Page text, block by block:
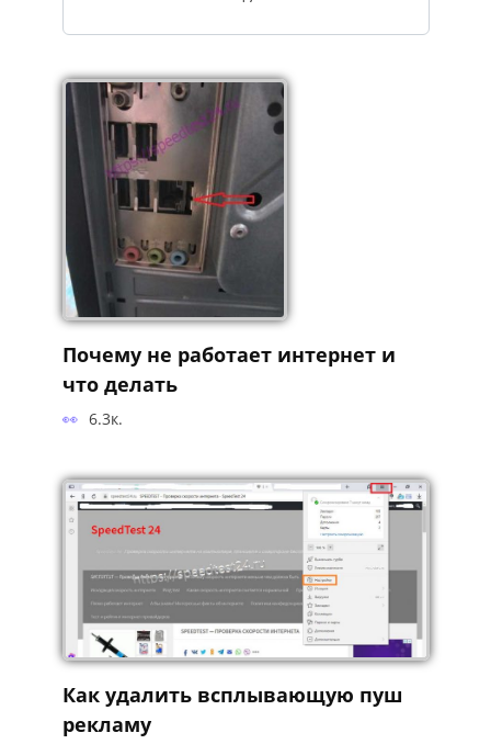
Почему не работает интернет и
что делать
6.3к.
Как удалить всплывающую пуш
рекламу